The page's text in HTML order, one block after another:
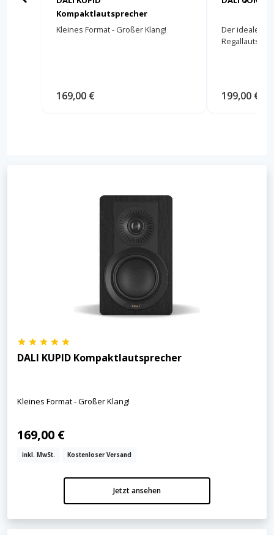
Kompaktlautsprecher
Kleines Format - Großer Klang!
169,00 €
Der ideale
199,00 €
DALI KUPID Kompaktlautsprecher
Kleines Format - Großer Klang!
169,00 €
inkl. MwSt. Kostenloser Versand
Jetzt ansehen